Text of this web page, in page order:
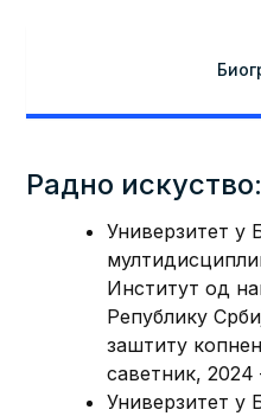
Радно искуство:
Универзитет у
Институт од
Републику
заштиту
саветник, 2024
Универзитет у